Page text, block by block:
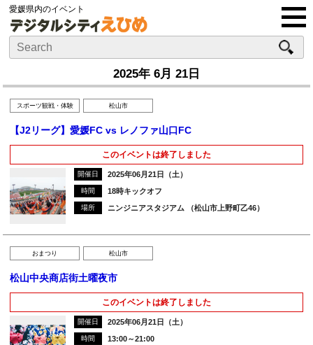
愛媛県内のイベント
2025年 6月 21日
スポーツ観戦・体験 松山市
【J2リーグ】愛媛FC vs レノファ山口FC
このイベントは終了しました
開催日 2025年06月21日（土）
時間 18時キックオフ
場所 ニンジニアスタジアム （松山市上野町乙46）
おまつり 松山市
松山中央商店街土曜夜市
このイベントは終了しました
開催日 2025年06月21日（土）
時間 13:00～21:00